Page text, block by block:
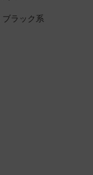
ブラック系